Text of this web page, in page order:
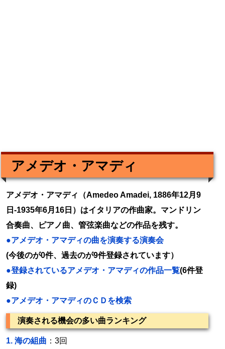
アメデオ・アマディ
アメデオ・アマディ（Amedeo Amadei, 1886年12月9
日-1935年6月16日）はイタリアの作曲家。マンドリン
合奏曲、ピアノ曲、管弦楽曲などの作品を残す。
●アメデオ・アマディの曲を演奏する演奏会
(今後のが0件、過去のが9件登録されています）
●登録されているアメデオ・アマディの作品一覧(6件登
録)
●アメデオ・アマディのＣＤを検索
演奏される機会の多い曲ランキング
1. 海の組曲 ：3回